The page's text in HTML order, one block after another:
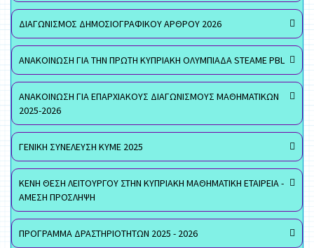
ΔΙΑΓΩΝΙΣΜΟΣ ΔΗΜΟΣΙΟΓΡΑΦΙΚΟΥ ΑΡΘΡΟΥ 2026
ΑΝΑΚΟΙΝΩΣΗ ΓΙΑ ΤΗΝ ΠΡΩΤΗ ΚΥΠΡΙΑΚΗ ΟΛΥΜΠΙΑΔΑ STEAME PBL
ΑΝΑΚΟΙΝΩΣΗ ΓΙΑ ΕΠΑΡΧΙΑΚΟΥΣ ΔΙΑΓΩΝΙΣΜΟΥΣ ΜΑΘΗΜΑΤΙΚΩΝ
2025-2026
ΓΕΝΙΚΗ ΣΥΝΕΛΕΥΣΗ ΚΥΜΕ 2025
ΚΕΝΗ ΘΕΣΗ ΛΕΙΤΟΥΡΓΟΥ ΣΤΗΝ ΚΥΠΡΙΑΚΗ ΜΑΘΗΜΑΤΙΚΗ ΕΤΑΙΡΕΙΑ -
ΑΜΕΣΗ ΠΡΟΣΛΗΨΗ
ΠΡΟΓΡΑΜΜΑ ΔΡΑΣΤΗΡΙΟΤΗΤΩΝ 2025 - 2026